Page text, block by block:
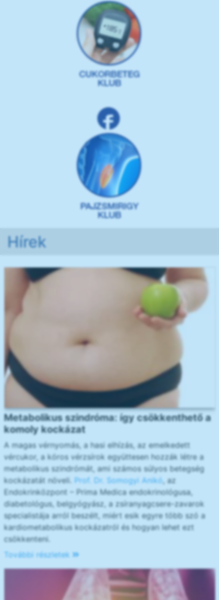
Hírek
Metabolikus szindróma: így csökkenthető a
komoly kockázat
A magas vérnyomás, a hasi elhízás, az emelkedett
vércukor, a kóros vérzsírok együttesen hozzák létre a
metabolikus szindrómát, ami számos súlyos betegség
kockázatát növeli. Prof. Dr. Somogyi Anikó, az
Endokrinközpont – Prima Medica endokrinológusa,
diabetológus, belgyógyász, a zsíranyagcsere-zavarok
specialistája arról beszélt, miért esik egyre több szó a
kardiometabolikus kockázatról és hogyan lehet ezt
csökkenteni.
További részletek